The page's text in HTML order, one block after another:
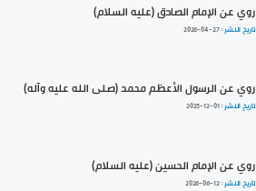
روي عن الإمام الصادق (عليه السلام)
تاريخ النشر :2026-04-27
روي عن الرسول الأعظم محمد (صلى الله عليه وآله)
تاريخ النشر :2025-12-01
روي عن الإمام الحسين (عليه السلام)
تاريخ النشر :2026-06-12